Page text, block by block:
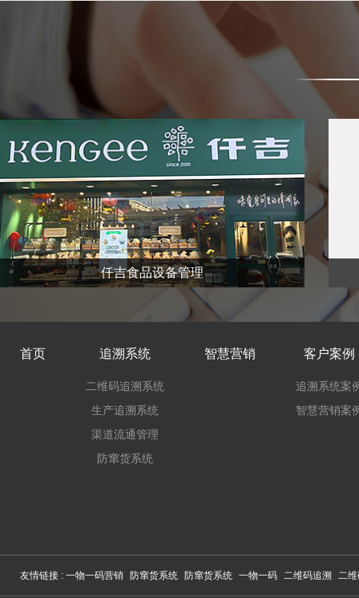
仟吉食品设备管理
首页 追溯系统
二维码追溯系统
生产追溯系统
渠道流通管理
防窜货系统
智慧营销 客户案例
追溯系统案
智慧营销案
友情链接 : 一物一码营销 防窜货系统 防窜货系统 一物一码 二维码追溯 二